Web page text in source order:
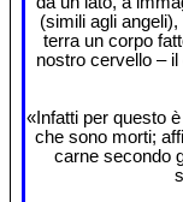
(simili agli
terra un corpo
nostro cervello –
«Infatti per questo
che sono morti;
carne secondo